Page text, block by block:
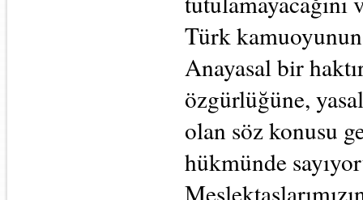
Türk
Anayasal bir
özgürlüğüne,
olan söz konusu
hükmünde